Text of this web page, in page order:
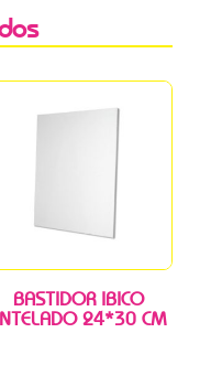
BASTIDOR IBICO
24*30 CM